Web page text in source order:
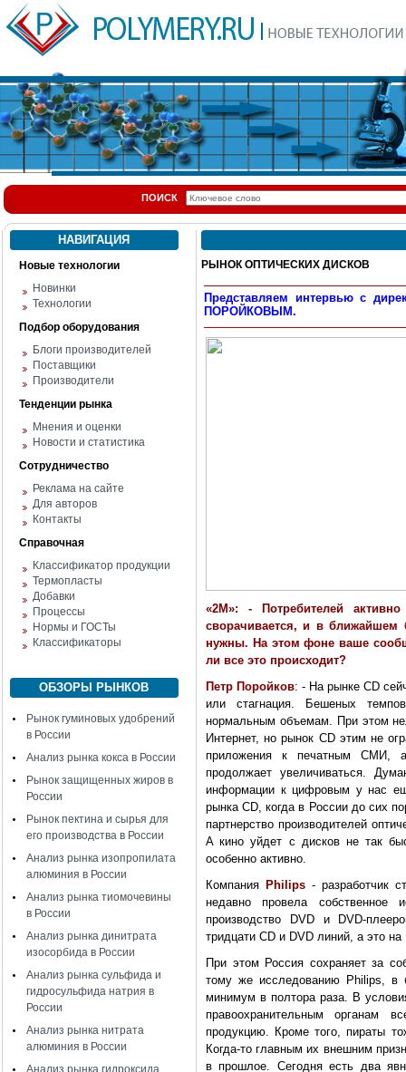
ПОИСК
НАВИГАЦИЯ
Новые технологии
Новинки
Технологии
Подбор оборудования
Блоги производителей
Поставщики
Производители
Тенденции рынка
Мнения и оценки
Новости и статистика
Сотрудничество
Реклама на сайте
Для авторов
Контакты
Справочная
Классификатор продукции
Термопласты
Добавки
Процессы
Нормы и ГОСТы
Классификаторы
ОБЗОРЫ РЫНКОВ
Рынок гуминовых удобрений
в России
Анализ рынка кокса в России
Рынок защищенных жиров в
России
Рынок пектина и сырья для
его производства в России
Анализ рынка изопропилата
алюминия в России
Анализ рынка тиомочевины
в России
Анализ рынка динитрата
изосорбида в России
Анализ рынка сульфида и
гидросульфида натрия в
России
Анализ рынка нитрата
алюминия в России
Анализ рынка гидроксида
РЫНОК ОПТИЧЕСКИХ ДИСКОВ
Представляем интервью с
ПОРОЙКОВЫМ.
«2М»: - Потребителей
сворачивается, и в ближайшем
нужны. На этом фоне ваше
ли все это происходит?
Петр Поройков: - На рынке CD
или стагнация. Бешеных
нормальным объемам. При этом
Интернет, но pынoк CD этим не
приложения к печатным СМИ,
продолжает увеличиваться.
информации к цифровым у нас
рынка CD, когда в России до сих
партнерство производителей
A кино уйдет с дисков не так
особенно активно.
Компания Philips- разработчик
недавно провела собственное
производство DVD и DVD-
тридцати CD и DVD линий, а это
При этом Россия сохраняет за
тому же исследованию Philips, в
минимум в полтора раза. B
правоохранительным органам
продукцию. Кроме того, пираты
Когда-то главным их внешним
в прошлое. Сегодня есть два